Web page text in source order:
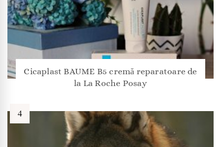
Cicaplast BAUME B5 cremă reparatoare de
la La Roche Posay